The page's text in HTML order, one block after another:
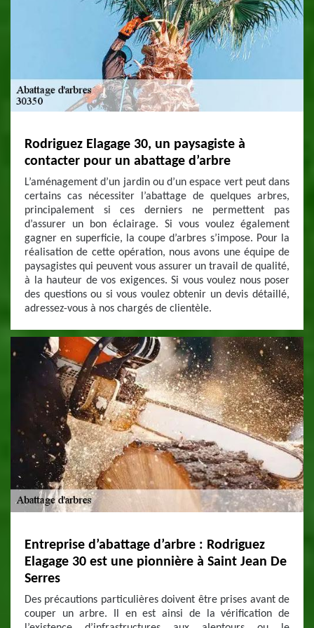
Rodriguez Elagage 30, un paysagiste à
contacter pour un abattage d’arbre
L’aménagement d’un jardin ou d’un espace vert peut dans
certains cas nécessiter l’abattage de quelques arbres,
principalement si ces derniers ne permettent pas
d’assurer un bon éclairage. Si vous voulez également
gagner en superficie, la coupe d’arbres s’impose. Pour la
réalisation de cette opération, nous avons une équipe de
paysagistes qui peuvent vous assurer un travail de qualité,
à la hauteur de vos exigences. Si vous voulez nous poser
des questions ou si vous voulez obtenir un devis détaillé,
adressez-vous à nos chargés de clientèle.
Entreprise d’abattage d’arbre : Rodriguez
Elagage 30 est une pionnière à Saint Jean De
Serres
Des précautions particulières doivent être prises avant de
couper un arbre. Il en est ainsi de la vérification de